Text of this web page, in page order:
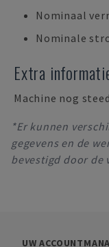
Nominaal
Nominale
Extra
Machine nog
*Er kunnen
gegevens en de
bevestigd door de
UW